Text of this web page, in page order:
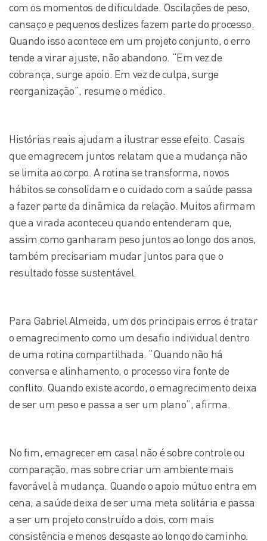
com os momentos de dificuldade. Oscilações de peso,
cansaço e pequenos deslizes fazem parte do processo.
Quando isso acontece em um projeto conjunto, o erro
tende a virar ajuste, não abandono. “Em vez de
cobrança, surge apoio. Em vez de culpa, surge
reorganização”, resume o médico.
Histórias reais ajudam a ilustrar esse efeito. Casais
que emagrecem juntos relatam que a mudança não
se limita ao corpo. A rotina se transforma, novos
hábitos se consolidam e o cuidado com a saúde passa
a fazer parte da dinâmica da relação. Muitos afirmam
que a virada aconteceu quando entenderam que,
assim como ganharam peso juntos ao longo dos anos,
também precisariam mudar juntos para que o
resultado fosse sustentável.
Para Gabriel Almeida, um dos principais erros é tratar
o emagrecimento como um desafio individual dentro
de uma rotina compartilhada. “Quando não há
conversa e alinhamento, o processo vira fonte de
conflito. Quando existe acordo, o emagrecimento deixa
de ser um peso e passa a ser um plano”, afirma.
No fim, emagrecer em casal não é sobre controle ou
comparação, mas sobre criar um ambiente mais
favorável à mudança. Quando o apoio mútuo entra em
cena, a saúde deixa de ser uma meta solitária e passa
a ser um projeto construído a dois, com mais
consistência e menos desgaste ao longo do caminho.